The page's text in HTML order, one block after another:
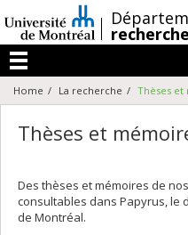
au
contenu
/
Menu
Home La recherche Thèses
Thèses et
Des thèses et mémoires de
consultables dans Papyrus, le
de Montréal.